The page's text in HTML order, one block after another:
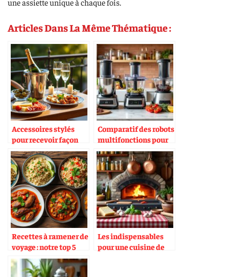
une assiette unique à chaque fois.
Articles Dans La Même Thématique :
Accessoires stylés
pour recevoir façon
aperitivo chic
Comparatif des robots
multifonctions pour
la cuisine
méditerranéenne
Recettes à ramener de
voyage : notre top 5
Les indispensables
pour une cuisine de